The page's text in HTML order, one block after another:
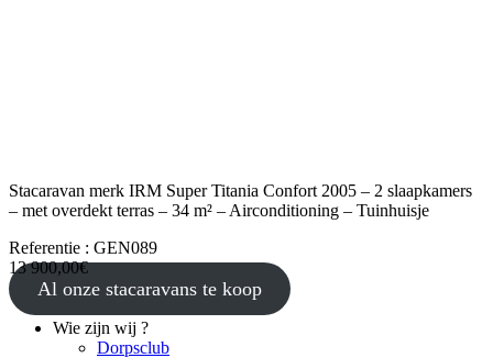
Stacaravan merk IRM Super Titania Confort 2005 – 2 slaapkamers
– met overdekt terras – 34 m² – Airconditioning – Tuinhuisje
Referentie : GEN089
13 900,00€
Al onze stacaravans te koop
Wie zijn wij ?
Dorpsclub